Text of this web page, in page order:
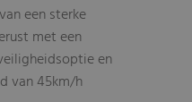
een sterke
met een
en
van 45km/h